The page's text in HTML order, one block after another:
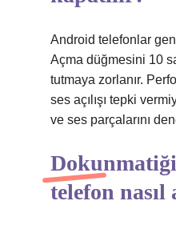
Android telefonlar
Açma düğmesini 10
tutmaya zorlanır.
ses açılışı tepki
ve ses parçalarını
Dokunmatiği
telefon nasıl